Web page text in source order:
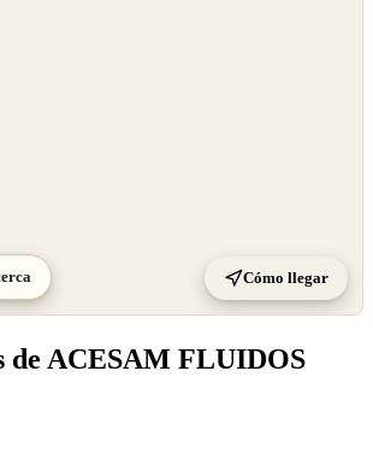
Cómo llegar
de ACESAM FLUIDOS